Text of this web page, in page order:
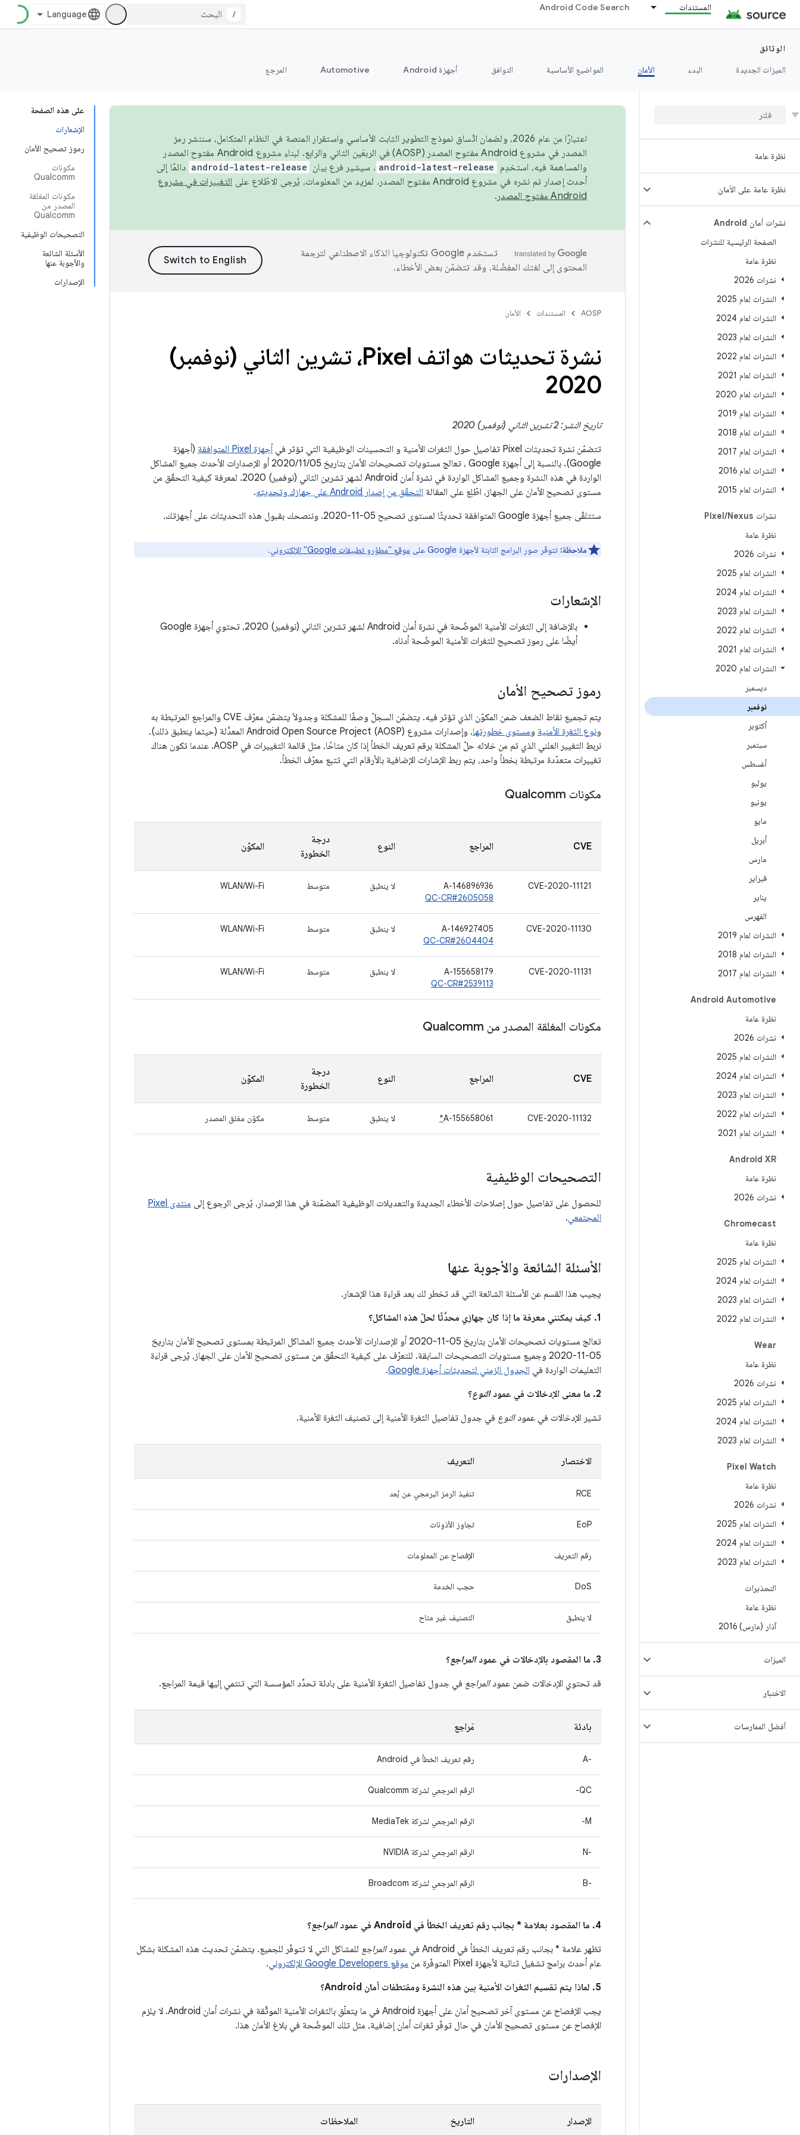
المستندات Android Code Search
/
الوثائق
الميزات الجديدة
البدء الأمان المواضيع الأساسية التوافق أجهزة Android Automotive المرجع
نظرة عامة
نظرة عامة على الأمان
نشرات أمان Android
الصفحة الرئيسية للنشرات
نظرة عامة
نشرات 2026
النشرات لعام 2025
النشرات لعام 2024
النشرات لعام 2023
النشرات لعام 2022
النشرات لعام 2021
النشرات لعام 2020
النشرات لعام 2019
النشرات لعام 2018
النشرات لعام 2017
النشرات لعام 2016
النشرات لعام 2015
نشرات Pixel /Nexus
نظرة عامة
نشرات 2026
النشرات لعام 2025
النشرات لعام 2024
النشرات لعام 2023
النشرات لعام 2022
النشرات لعام 2021
النشرات لعام 2020
ديسمبر
نوفمبر
أكتوبر
سبتمبر
أغسطس
يوليو
يونيو
مايو
أبريل
مارس
فبراير
يناير
الفهرس
النشرات لعام 2019
النشرات لعام 2018
النشرات لعام 2017
Android Automotive
نظرة عامة
نشرات 2026
النشرات لعام 2025
النشرات لعام 2024
النشرات لعام 2023
النشرات لعام 2022
النشرات لعام 2021
Android XR
نظرة عامة
نشرات 2026
Chromecast
نظرة عامة
النشرات لعام 2025
النشرات لعام 2024
النشرات لعام 2023
النشرات لعام 2022
Wear
نظرة عامة
نشرات 2026
النشرات لعام 2025
النشرات لعام 2024
النشرات لعام 2023
Pixel Watch
نظرة عامة
نشرات 2026
النشرات لعام 2025
النشرات لعام 2024
النشرات لعام 2023
التحذيرات
نظرة عامة
آذار (مارس) 2016
الميزات
الاختبار
أفضل الممارسات
على هذه الصفحة
الإشعارات
رموز تصحيح الأمان
مكونات
Qualcomm
مكونات المغلقة
المصدر من
Qualcomm
التصحيحات الوظيفية
الأسئلة الشائعة
والأجوبة عنها
الإصدارات
اعتبارًا من عام 2026، ولضمان اتّساق نموذج التطوير الثابت الأساسي واستقرار المنصة في النظام المتكامل، سننشر رمز
المصدر في مشروع Android مفتوح المصدر (AOSP) في الربعَين الثاني والرابع. لبناء مشروع Android مفتوح المصدر
والمساهمة فيه، استخدِم
android-latest-release . سيشير فرع بيان android-latest-release دائمًا إلى
أحدث إصدار تم نشره في مشروع Android مفتوح المصدر. لمزيد من المعلومات، يُرجى الاطّلاع على
التغييرات في مشروع
Android مفتوح المصدر
.
تستخدم Google تكنولوجيا الذكاء الاصطناعي لترجمة
المحتوى إلى لغتك المفضّلة، وقد تتضمّن بعض الأخطاء.
AOSP المستندات الأمان
نشرة تحديثات هواتف Pixel، تشرين الثاني (نوفمبر)
2020
تاريخ النشر: 2 تشرين الثاني (نوفمبر) 2020
تتضمّن نشرة تحديثات Pixel تفاصيل حول الثغرات الأمنية و التحسينات الوظيفية التي تؤثر في
أجهزة Pixel المتوافقة
(أجهزة
Google). بالنسبة إلى أجهزة Google ، تعالج مستويات تصحيحات الأمان بتاريخ 05‏/11‏/2020 أو الإصدارات الأحدث جميع المشاكل
الواردة في هذه النشرة وجميع المشاكل الواردة في نشرة أمان Android لشهر تشرين الثاني (نوفمبر) 2020. لمعرفة كيفية التحقّق من
مستوى تصحيح الأمان على الجهاز، اطّلِع على المقالة التحقّق من إصدار Android على جهازك وتحديثه
.
ستتلقّى جميع أجهزة Google المتوافقة تحديثًا لمستوى تصحيح ‎2020-11-05. وننصحك بقبول هذه التحديثات على أجهزتك.
ملاحظة: تتوفّر صور البرامج الثابتة لأجهزة Google على موقع "مطوّرو تطبيقات Google" الإلكتروني .
الإشعارات
بالإضافة إلى الثغرات الأمنية الموضّحة في نشرة أمان Android لشهر تشرين الثاني (نوفمبر) 2020، تحتوي أجهزة Google
أيضًا على رموز تصحيح للثغرات الأمنية الموضّحة أدناه.
رموز تصحيح الأمان
يتم تجميع نقاط الضعف ضمن المكوّن الذي تؤثر فيه. يتضمّن السجلّ وصفًا للمشكلة وجدولاً يتضمّن معرّف CVE والمراجع المرتبطة به
ونوع الثغرة الأمنية ومستوى خطورتها
، وإصدارات مشروع Android Open Source Project (AOSP) المعدَّلة (حيثما ينطبق ذلك).
نربط التغيير العلني الذي تم من خلاله حلّ المشكلة برقم تعريف الخطأ إذا كان متاحًا، مثل قائمة التغييرات في AOSP. عندما تكون هناك
تغييرات متعدّدة مرتبطة بخطأ واحد، يتم ربط الإشارات الإضافية بالأرقام التي تتبع معرّف الخطأ.
مكونات Qualcomm
CVE المراجع النوع
درجة
الخطورة
المكوّن
CVE-2020-11121
A-146896936
QC-CR#2605058
لا ينطبق متوسط WLAN/Wi-Fi
CVE-2020-11130
A-146927405
QC-CR#2604404
لا ينطبق متوسط WLAN/Wi-Fi
CVE-2020-11131
A-155658179
QC-CR#2539113
لا ينطبق متوسط WLAN/Wi-Fi
مكونات المغلقة المصدر من Qualcomm
CVE المراجع النوع
درجة
الخطورة
المكوّن
CVE-2020-11132
A-155658061
* لا ينطبق متوسط مكوّن مغلق المصدر
التصحيحات الوظيفية
للحصول على تفاصيل حول إصلاحات الأخطاء الجديدة والتعديلات الوظيفية المضمّنة في هذا الإصدار، يُرجى الرجوع إلى
منتدى Pixel
المجتمعي.
الأسئلة الشائعة والأجوبة عنها
يجيب هذا القسم عن الأسئلة الشائعة التي قد تخطر لك بعد قراءة هذا الإشعار.
1. كيف يمكنني معرفة ما إذا كان جهازي محدَّثًا لحلّ هذه المشاكل؟
تعالج مستويات تصحيحات الأمان بتاريخ 05‏-11‏-2020 أو الإصدارات الأحدث جميع المشاكل المرتبطة بمستوى تصحيح الأمان بتاريخ
05‏-11‏-2020 وجميع مستويات التصحيحات السابقة. للتعرّف على كيفية التحقّق من مستوى تصحيح الأمان على الجهاز، يُرجى قراءة
التعليمات الواردة في الجدول الزمني لتحديثات أجهزة Google
.
2. ما معنى الإدخالات في عمود
النوع؟
تشير الإدخالات في عمودالنوع في جدول تفاصيل الثغرة الأمنية إلى تصنيف الثغرة الأمنية.
الاختصار التعريف
RCE تنفيذ الرمز البرمجي عن بُعد
EoP تجاوز الأذونات
رقم التعريف الإفصاح عن المعلومات
DoS حجب الخدمة
لا ينطبق التصنيف غير متاح
3. ما المقصود بالإدخالات في عمود المراجع؟
قد تحتوي الإدخالات ضمن عمودالمراجع في جدول تفاصيل الثغرة الأمنية على بادئة تحدِّد المؤسسة التي تنتمي إليها قيمة المراجع.
بادئة مَراجع
A-‎ رقم تعريف الخطأ في Android
QC- الرقم المرجعي لشركة Qualcomm
M- الرقم المرجعي لشركة MediaTek
‫N-‎ الرقم المرجعي لشركة NVIDIA
B-‎ الرقم المرجعي لشركة Broadcom
4. ما المقصود بعلامة * بجانب رقم تعريف الخطأ في Android في عمود المراجع؟
تظهر علامة * بجانب رقم تعريف الخطأ في Android في عمود
المراجع للمشاكل التي لا تتوفّر للجميع. يتضمّن تحديث هذه المشكلة بشكل
عام أحدث برامج تشغيل ثنائية لأجهزة Pixel المتوفّرة من
موقع Google Developers الإلكتروني
.
5. لماذا يتم تقسيم الثغرات الأمنية بين هذه النشرة ومقتطفات أمان Android؟
يجب الإفصاح عن مستوى آخر تصحيح أمان على أجهزة Android في ما يتعلّق بالثغرات الأمنية الموثَّقة في نشرات أمان Android. لا يلزم
الإفصاح عن مستوى تصحيح الأمان في حال توفّر ثغرات أمان إضافية، مثل تلك الموضّحة في بلاغ الأمان هذا.
الإصدارات
الإصدار التاريخ الملاحظات